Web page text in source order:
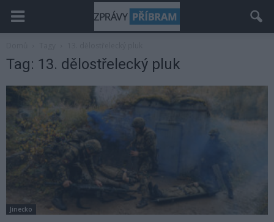
Tag: 13. dělostřelecký pluk
Jinecko